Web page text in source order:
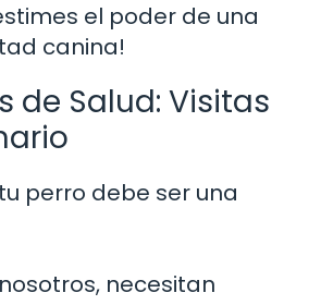
el poder de una
canina!
de Salud: Visitas
perro debe ser una
necesitan